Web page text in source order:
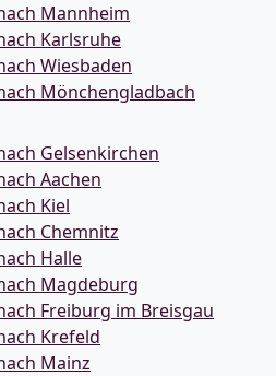
Mannheim
Karlsruhe
Wiesbaden
Mönchen­gladbach
Gelsenkirchen
Aachen
Kiel
Chemnitz
Halle
Magdeburg
Freiburg im Breisgau
Krefeld
Mainz